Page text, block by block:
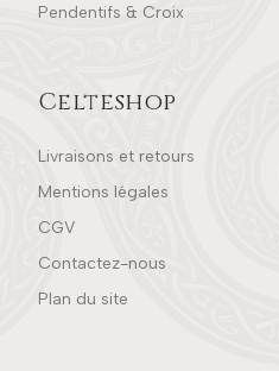
Pendentifs & Croix
Celteshop
Livraisons et retours
Mentions légales
CGV
Contactez-nous
Plan du site